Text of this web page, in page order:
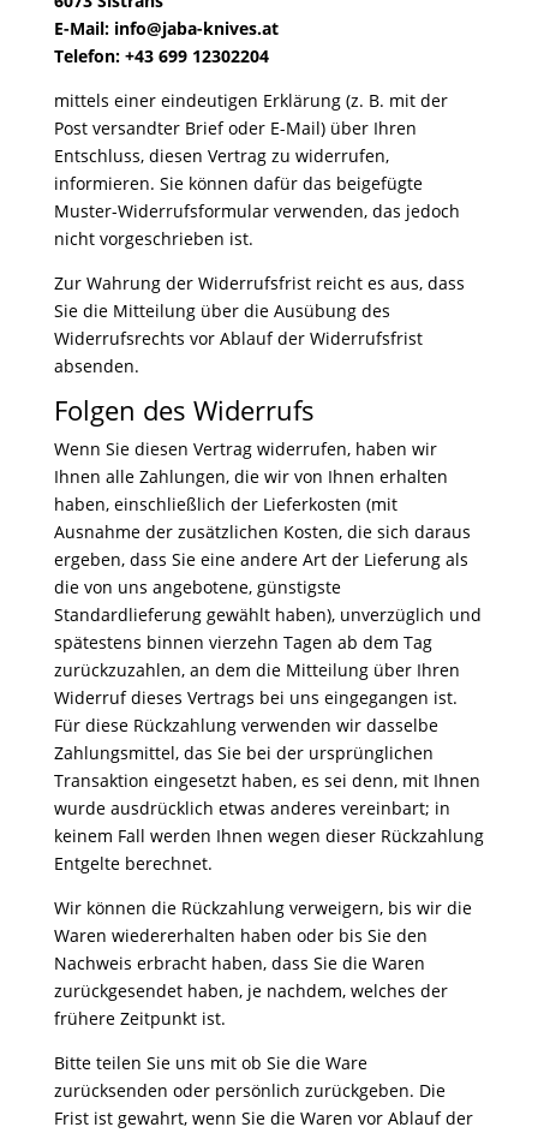
E-Mail: info@jaba-knives.at
Telefon: +43 699 12302204
mittels einer eindeutigen Erklärung (z. B. mit der
Post versandter Brief oder E-Mail) über Ihren
Entschluss, diesen Vertrag zu widerrufen,
informieren. Sie können dafür das beigefügte
Muster-Widerrufsformular verwenden, das jedoch
nicht vorgeschrieben ist.
Zur Wahrung der Widerrufsfrist reicht es aus, dass
Sie die Mitteilung über die Ausübung des
Widerrufsrechts vor Ablauf der Widerrufsfrist
absenden.
Folgen des Widerrufs
Wenn Sie diesen Vertrag widerrufen, haben wir
Ihnen alle Zahlungen, die wir von Ihnen erhalten
haben, einschließlich der Lieferkosten (mit
Ausnahme der zusätzlichen Kosten, die sich daraus
ergeben, dass Sie eine andere Art der Lieferung als
die von uns angebotene, günstigste
Standardlieferung gewählt haben), unverzüglich und
spätestens binnen vierzehn Tagen ab dem Tag
zurückzuzahlen, an dem die Mitteilung über Ihren
Widerruf dieses Vertrags bei uns eingegangen ist.
Für diese Rückzahlung verwenden wir dasselbe
Zahlungsmittel, das Sie bei der ursprünglichen
Transaktion eingesetzt haben, es sei denn, mit Ihnen
wurde ausdrücklich etwas anderes vereinbart; in
keinem Fall werden Ihnen wegen dieser Rückzahlung
Entgelte berechnet.
Wir können die Rückzahlung verweigern, bis wir die
Waren wiedererhalten haben oder bis Sie den
Nachweis erbracht haben, dass Sie die Waren
zurückgesendet haben, je nachdem, welches der
frühere Zeitpunkt ist.
Bitte teilen Sie uns mit ob Sie die Ware
zurücksenden oder persönlich zurückgeben. Die
Frist ist gewahrt, wenn Sie die Waren vor Ablauf der